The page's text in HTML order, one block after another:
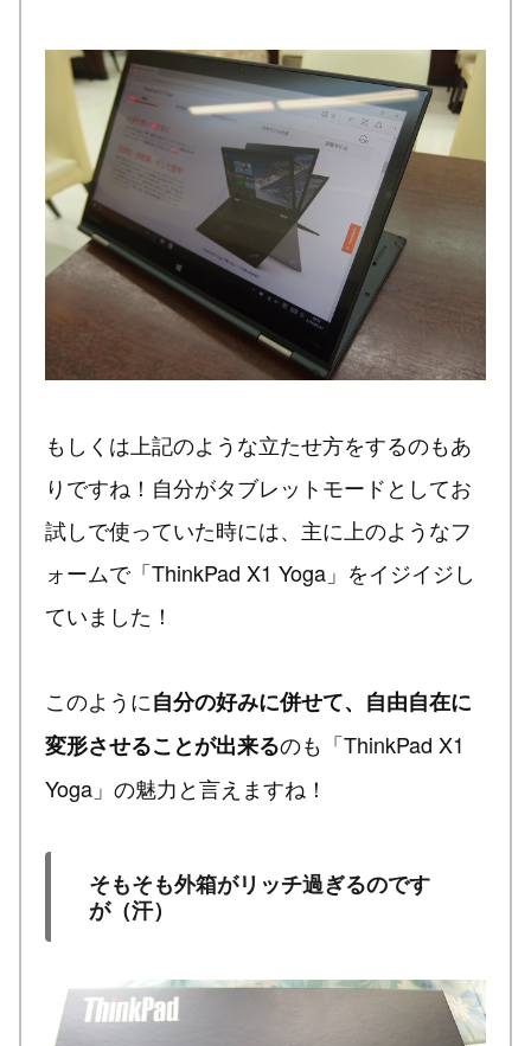
もしくは上記のような立たせ方をするのもあ
りですね！自分がタブレットモードとしてお
試しで使っていた時には、主に上のようなフ
ォームで「ThinkPad X1 Yoga」をイジイジし
ていました！
このように自分の好みに併せて、自由自在に
変形させることが出来るのも「ThinkPad X1
Yoga」の魅力と言えますね！
そもそも外箱がリッチ過ぎるのです
が（汗）